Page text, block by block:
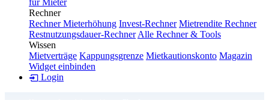
für Mieter
Rechner
Rechner Mieterhöhung Invest-Rechner Mietrendite Rechner
Restnutzungsdauer-Rechner Alle Rechner & Tools
Wissen
Mietverträge Kappungsgrenze Mietkautionskonto Magazin
Widget einbinden
Login